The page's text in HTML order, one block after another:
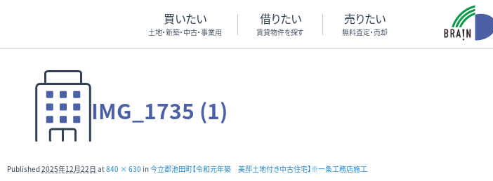
買いたい
土地・新築・中古・事業用
借りたい
賃貸物件を探す
売りたい
無料査定・売却
IMG_1735 (1)
Published2025年12月22日 at840 × 630 in今立郡池田町【令和元年築 美邸土地付き中古住宅】※一条工務店施工